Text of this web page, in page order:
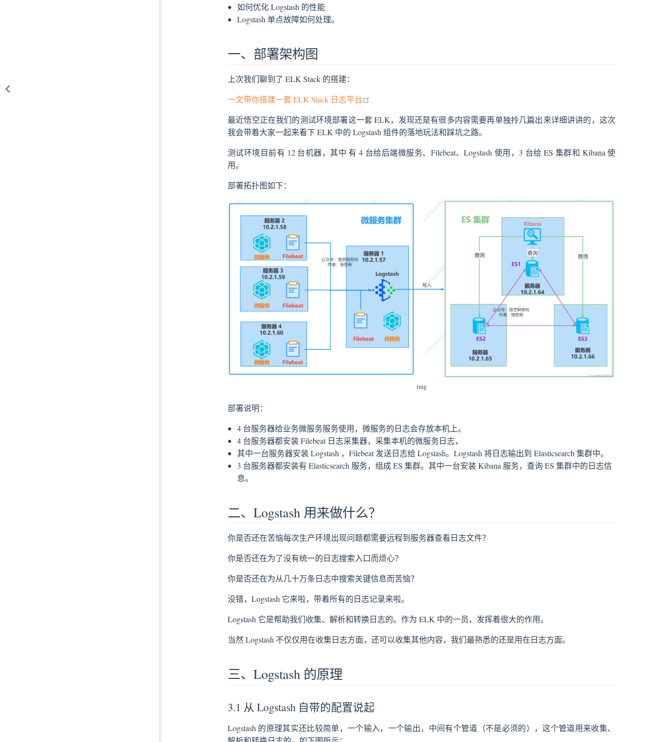
如何优化 Logstash 的性能
Logstash 单点故障如何处理。
一、部署架构图
上次我们聊到了 ELK Stack 的搭建：
一文带你搭建一套 ELK Stack 日志平台
最近悟空正在我们的测试环境部署这一套 ELK，发现还是有很多内容需要再单独拎几篇出来详细讲讲的，这次
我会带着大家一起来看下 ELK 中的 Logstash 组件的落地玩法和踩坑之路。
测试环境目前有 12 台机器，其中 有 4 台给后端微服务、Filebeat、Logstash 使用，3 台给 ES 集群和 Kibana 使
用。
部署拓扑图如下：
img
部署说明：
4 台服务器给业务微服务服务使用，微服务的日志会存放本机上。
4 台服务器都安装 Filebeat 日志采集器，采集本机的微服务日志，
其中一台服务器安装 Logstash ，Filebeat 发送日志给 Logstash。Logstash 将日志输出到 Elasticsearch 集群中。
3 台服务器都安装有 Elasticsearch 服务，组成 ES 集群。其中一台安装 Kibana 服务，查询 ES 集群中的日志信
息。
二、Logstash 用来做什么？
你是否还在苦恼每次生产环境出现问题都需要远程到服务器查看日志文件？
你是否还在为了没有统一的日志搜索入口而烦心？
你是否还在为从几十万条日志中搜索关键信息而苦恼？
没错，Logstash 它来啦，带着所有的日志记录来啦。
Logstash 它是帮助我们收集、解析和转换日志的。作为 ELK 中的一员，发挥着很大的作用。
当然 Logstash 不仅仅用在收集日志方面，还可以收集其他内容，我们最熟悉的还是用在日志方面。
三、Logstash 的原理
3.1 从 Logstash 自带的配置说起
Logstash 的原理其实还比较简单，一个输入，一个输出，中间有个管道（不是必须的），这个管道用来收集、